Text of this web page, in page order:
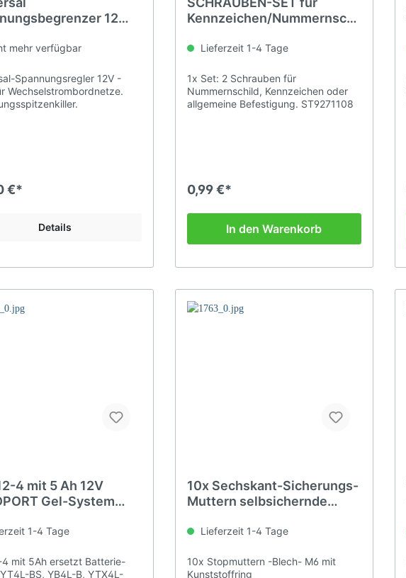
12
von
mehr verfügbar
Spannungsregler 12V -
Wechselstrombordnetze.
€*
Details
Kennzeichen/Nummernschi
Lieferzeit 1-4 Tage
1x Set: 2 Schrauben für
Nummernschild, Kennzeichen oder
allgemeine Befestigung. ST9271108
0,99 €*
In den Warenkorb
4 mit 5 Ah 12V
Gel-System
1-4 Tage
4 mit 5Ah ersetzt Batterie-
BS, YB4L-B, YTX4L-
10x Sechskant-Sicherungs-
Muttern selbsichernde
Lieferzeit 1-4 Tage
10x Stopmuttern -Blech- M6 mit
Kunststoffring